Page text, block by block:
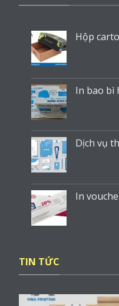
Hộp
In bao bì
Dịch vụ
In
TIN TỨC